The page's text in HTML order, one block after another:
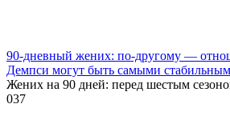
90-дневный жених: по-другому —
Демпси могут быть самыми
Жених на 90 дней: перед шестым
037